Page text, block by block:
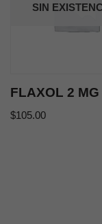
SIN
FLAXOL 2
$105.00